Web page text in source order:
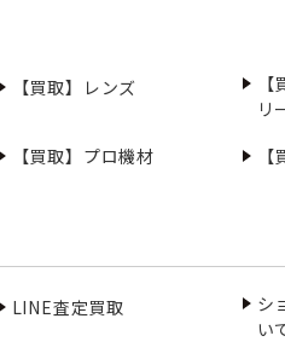
【買取】レンズ
リ
【買取】プロ機材
LINE査定買取
シ
い